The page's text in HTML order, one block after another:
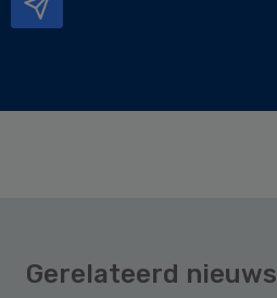
Gerelateerd nieuws